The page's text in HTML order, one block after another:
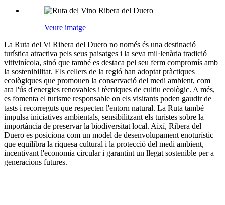
Veure imatge
La Ruta del Vi Ribera del Duero no només és una destinació
turística atractiva pels seus paisatges i la seva mil·lenària tradició
vitivinícola, sinó que també es destaca pel seu ferm compromís amb
la sostenibilitat. Els cellers de la regió han adoptat pràctiques
ecològiques que promouen la conservació del medi ambient, com
ara l'ús d'energies renovables i tècniques de cultiu ecològic. A més,
es fomenta el turisme responsable on els visitants poden gaudir de
tasts i recorreguts que respecten l'entorn natural. La Ruta també
impulsa iniciatives ambientals, sensibilitzant els turistes sobre la
importància de preservar la biodiversitat local. Així, Ribera del
Duero es posiciona com un model de desenvolupament enoturístic
que equilibra la riquesa cultural i la protecció del medi ambient,
incentivant l'economia circular i garantint un llegat sostenible per a
generacions futures.